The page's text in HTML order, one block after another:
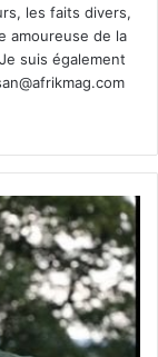
les faits divers,
amoureuse de la
suis également